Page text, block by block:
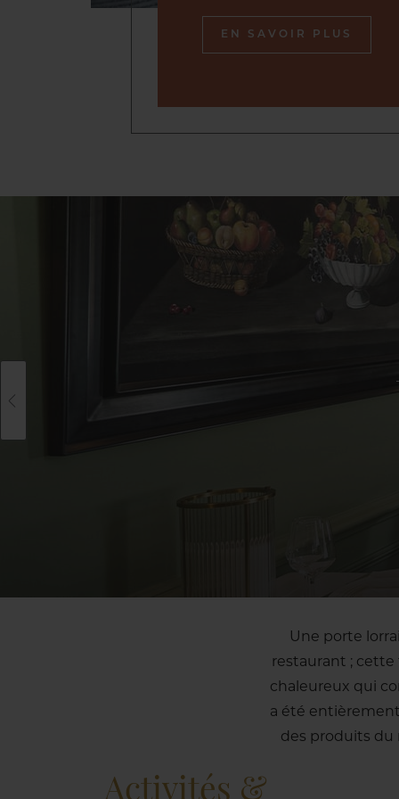
EN SAVOIR PLUS
Une porte
restaurant ;
chaleureux qui
a été
des produits du
Activités &